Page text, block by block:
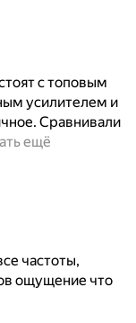
с топовым
усилителем и
Сравнивали
ещё
частоты,
ощущение что